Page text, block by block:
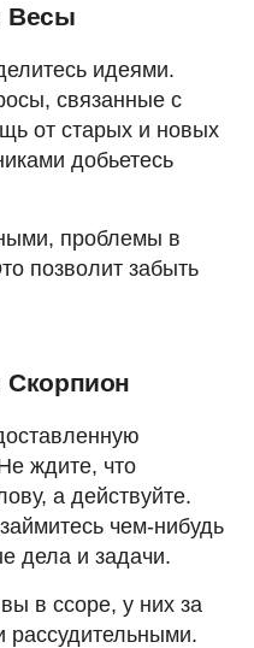
Весы
идеями.
связанные с
от старых и новых
добьетесь
проблемы в
позволит забыть
Скорпион
ждите, что
а действуйте.
чем-нибудь
дела и задачи.
в ссоре, у них за
рассудительными.